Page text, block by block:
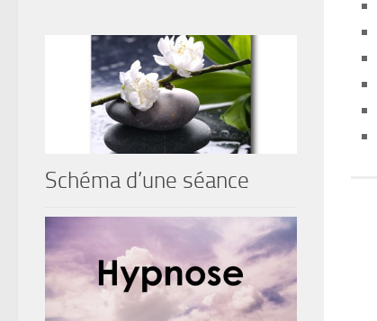
Schéma d’une séance